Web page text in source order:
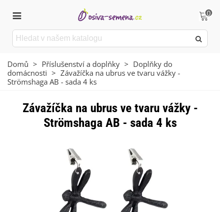
0
Domů > Příslušenství a doplňky > Doplňky do
domácnosti > Závažíčka na ubrus ve tvaru vážky -
Strömshaga AB - sada 4 ks
Závažíčka na ubrus ve tvaru vážky -
Strömshaga AB - sada 4 ks